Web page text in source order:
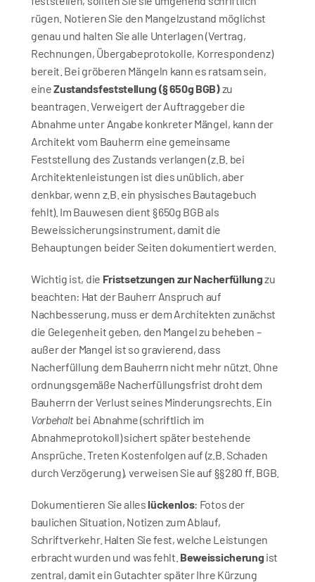
rügen. Notieren Sie den Mangelzustand möglichst
genau und halten Sie alle Unterlagen (Vertrag,
Rechnungen, Übergabeprotokolle, Korrespondenz)
bereit. Bei gröberen Mängeln kann es ratsam sein,
eine Zustandsfeststellung (§ 650g BGB) zu
beantragen. Verweigert der Auftraggeber die
Abnahme unter Angabe konkreter Mängel, kann der
Architekt vom Bauherrn eine gemeinsame
Feststellung des Zustands verlangen (z.B. bei
Architektenleistungen ist dies unüblich, aber
denkbar, wenn z.B. ein physisches Bautagebuch
fehlt). Im Bauwesen dient § 650g BGB als
Beweissicherungsinstrument, damit die
Behauptungen beider Seiten dokumentiert werden.
Wichtig ist, die Fristsetzungen zur Nacherfüllung zu
beachten: Hat der Bauherr Anspruch auf
Nachbesserung, muss er dem Architekten zunächst
die Gelegenheit geben, den Mangel zu beheben –
außer der Mangel ist so gravierend, dass
Nacherfüllung dem Bauherrn nicht mehr nützt. Ohne
ordnungsgemäße Nacherfüllungsfrist droht dem
Vorbehalt bei Abnahme (schriftlich im
Abnahmeprotokoll) sichert später bestehende
Ansprüche. Treten Kostenfolgen auf (z.B. Schaden
durch Verzögerung), verweisen Sie auf §§ 280 ff. BGB.
Dokumentieren Sie alles lückenlos: Fotos der
baulichen Situation, Notizen zum Ablauf,
Schriftverkehr. Halten Sie fest, welche Leistungen
erbracht wurden und was fehlt. Beweissicherung ist
zentral, damit ein Gutachter später Ihre Kürzung